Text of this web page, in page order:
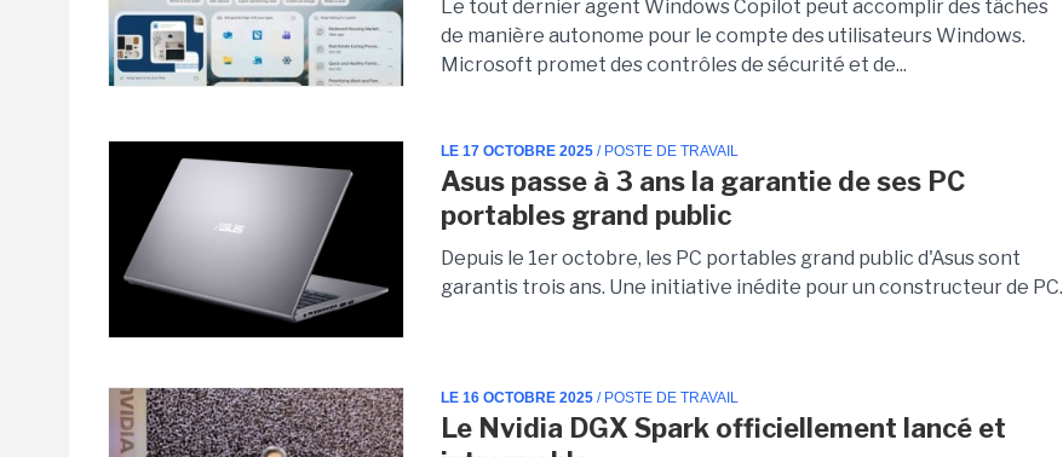
Le tout dernier agent Windows Copilot peut accomplir des tâches
de manière autonome pour le compte des utilisateurs Windows.
Microsoft promet des contrôles de sécurité et de...
LE 17 OCTOBRE 2025 / POSTE DE TRAVAIL
Asus passe à 3 ans la garantie de ses PC
portables grand public
Depuis le 1er octobre, les PC portables grand public d'Asus sont
garantis trois ans. Une initiative inédite pour un constructeur de PC.
LE 16 OCTOBRE 2025 / POSTE DE TRAVAIL
Le Nvidia DGX Spark officiellement lancé et